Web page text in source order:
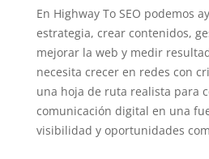
En Highway To SEO podemos
estrategia, crear contenidos,
mejorar la web y medir
necesita crecer en redes con
una hoja de ruta realista para
comunicación digital en una
visibilidad y oportunidades